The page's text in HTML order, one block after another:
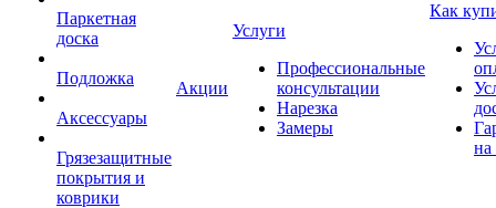
Паркетная
доска
Подложка
Аксессуары
Грязезащитные
покрытия и
коврики
Акции
Услуги
Профессиональные
консультации
Нарезка
Замеры
Как
на